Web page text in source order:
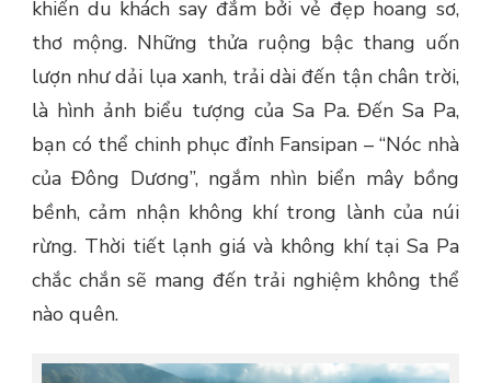
khiến du khách say đắm bởi vẻ đẹp hoang sơ,
thơ mộng. Những thửa ruộng bậc thang uốn
lượn như dải lụa xanh, trải dài đến tận chân trời,
là hình ảnh biểu tượng của Sa Pa. Đến Sa Pa,
bạn có thể chinh phục đỉnh Fansipan – “Nóc nhà
của Đông Dương”, ngắm nhìn biển mây bồng
bềnh, cảm nhận không khí trong lành của núi
rừng. Thời tiết lạnh giá và không khí tại Sa Pa
chắc chắn sẽ mang đến trải nghiệm không thể
nào quên.